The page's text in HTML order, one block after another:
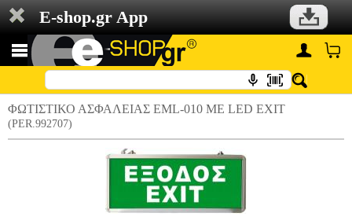
E-shop.gr App
ΦΩΤΙΣΤΙΚΟ ΑΣΦΑΛΕΙΑΣ EML-010 ΜΕ LED EXIT
(PER.992707)